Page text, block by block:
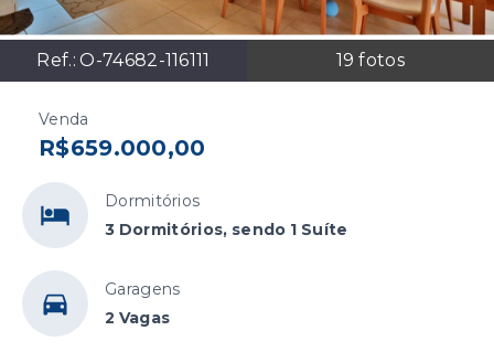
Ref.:O-74682-116111 19 fotos
Venda
R$659.000,00
Dormitórios
3 Dormitórios, sendo 1 Suíte
Garagens
2 Vagas